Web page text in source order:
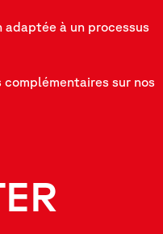
à un processus
complémentaires sur nos